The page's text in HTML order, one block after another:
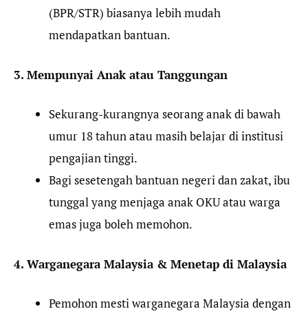
(BPR/STR) biasanya lebih mudah
mendapatkan bantuan.
3. Mempunyai Anak atau Tanggungan
Sekurang-kurangnya seorang anak di bawah
umur 18 tahun atau masih belajar di institusi
pengajian tinggi.
Bagi sesetengah bantuan negeri dan zakat, ibu
tunggal yang menjaga anak OKU atau warga
emas juga boleh memohon.
4. Warganegara Malaysia & Menetap di Malaysia
Pemohon mesti warganegara Malaysia dengan